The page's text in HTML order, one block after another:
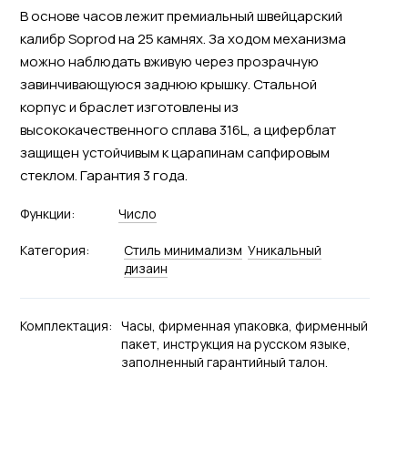
В основе часов лежит премиальный швейцарский
калибр Soprod на 25 камнях. За ходом механизма
можно наблюдать вживую через прозрачную
завинчивающуюся заднюю крышку. Стальной
корпус и браслет изготовлены из
высококачественного сплава 316L, а циферблат
защищен устойчивым к царапинам сапфировым
стеклом. Гарантия 3 года.
Функции: Число
Категория: Стиль минимализм Уникальный
дизаин
Комплектация: Часы, фирменная упаковка, фирменный
пакет, инструкция на русском языке,
заполненный гарантийный талон.